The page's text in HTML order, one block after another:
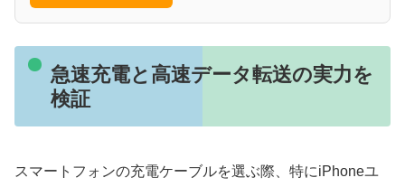
急速充電と高速データ転送の実力を
検証
スマートフォンの充電ケーブルを選ぶ際、特にiPhoneユ